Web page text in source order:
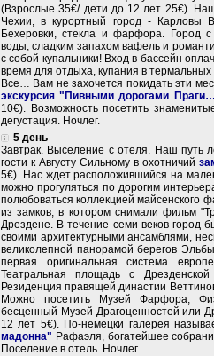
(Взрослые 35€/ дети до 12 лет 25€).
Чехии, в курортный город - Карловы
Бехеровки, стекла и фарфора. Город
воды, сладким запахом вафель и
с собой купальники! Вход в бассейн
время для отдыха, купания в
Все… Вам не захочется покидать эти
экскурсия "Пивными дорогами
10€). Возможность посетить
дегустация. Ночлег.
5 день
Завтрак. Выселение с отеля. Наш путь
гости к Августу Сильному в охотничий
5€). Нас ждет расположившийся на
можно прогуляться по дорогим
полюбоваться коллекцией майсенского
из замков, в котором снимали фильм
Дрездене. В течение семи веков город
своими архитектурными ансамблями,
великолепной панорамой берегов
первая оригинальная система
Театральная площадь с
Резиденция правящей династии
Можно посетить Музей Фарфора,
бесценный Музей Драгоценностей или
12 лет 5€). По-немецки галерея
мадонна" Рафаэля, богатейшее
Поселение в отель. Ночлег.